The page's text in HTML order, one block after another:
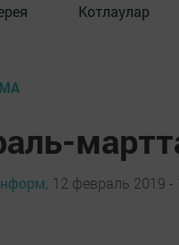
Котлаулар
12 февраль 2019 -